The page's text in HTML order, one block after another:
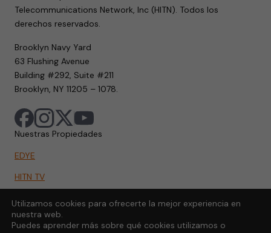
Telecommunications Network, Inc (HITN). Todos los
derechos reservados.
Brooklyn Navy Yard
63 Flushing Avenue
Building #292, Suite #211
Brooklyn, NY 11205 – 1078.
Nuestras Propiedades
EDYE
HITN TV
HITN.ORG
HITN GO
Utilizamos cookies para ofrecerte la mejor experiencia en
nuestra web.
Puedes aprender más sobre qué cookies utilizamos o